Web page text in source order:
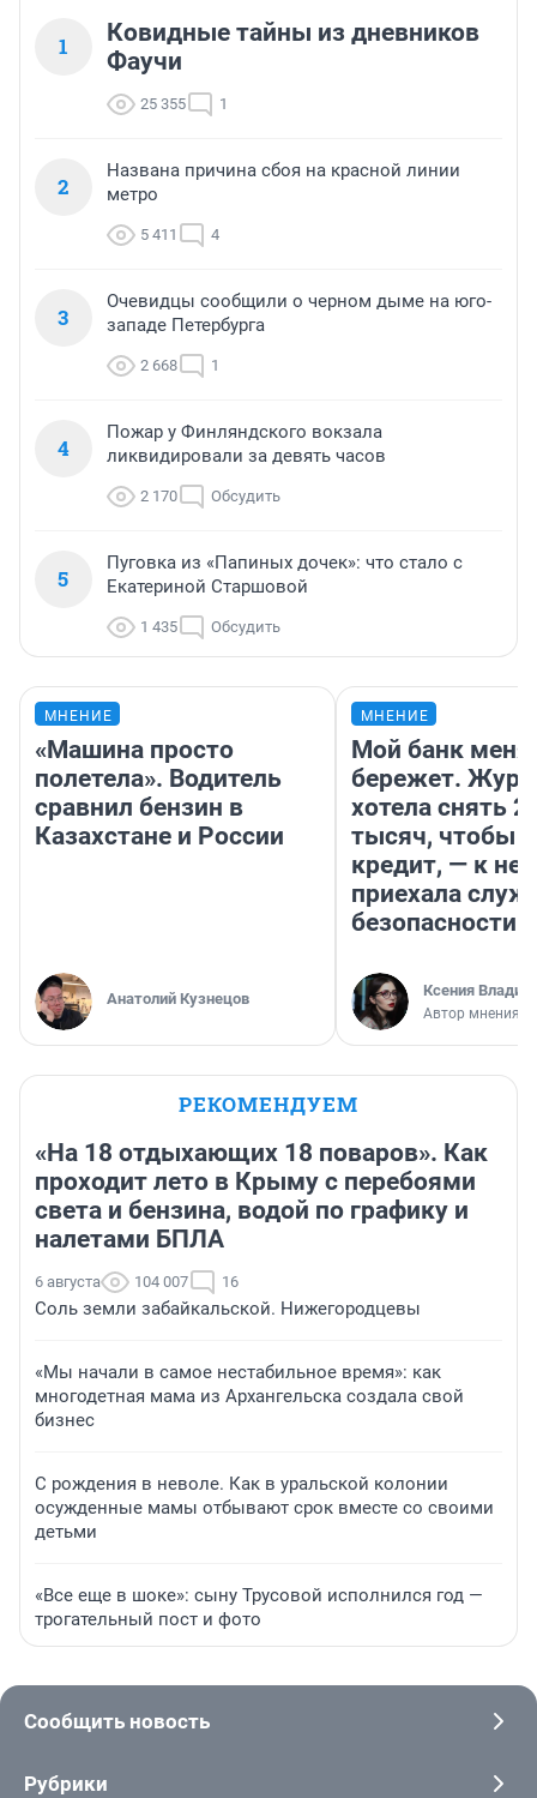
1
Ковидные тайны из дневников
Фаучи
25 355 1
2
Названа причина сбоя на красной линии
метро
5 411 4
3
Очевидцы сообщили о черном дыме на юго-
западе Петербурга
2 668 1
4
Пожар у Финляндского вокзала
ликвидировали за девять часов
2 170 Обсудить
5
Пуговка из «Папиных дочек»: что стало с
Екатериной Старшовой
1 435 Обсудить
МНЕНИЕ
«Машина просто
полетела». Водитель
сравнил бензин в
Казахстане и России
Анатолий Кузнецов
МНЕНИЕ
Мой банк меня
бережет.
хотела снять
тысяч, чтобы
кредит, — к
приехала
безопасности
Ксения
Автор мнения
РЕКОМЕНДУЕМ
«На 18 отдыхающих 18 поваров». Как
проходит лето в Крыму с перебоями
света и бензина, водой по графику и
налетами БПЛА
6 августа 104 007 16
Соль земли забайкальской. Нижегородцевы
«Мы начали в самое нестабильное время»: как
многодетная мама из Архангельска создала свой
бизнес
С рождения в неволе. Как в уральской колонии
осужденные мамы отбывают срок вместе со своими
детьми
«Все еще в шоке»: сыну Трусовой исполнился год —
трогательный пост и фото
Сообщить новость
Рубрики